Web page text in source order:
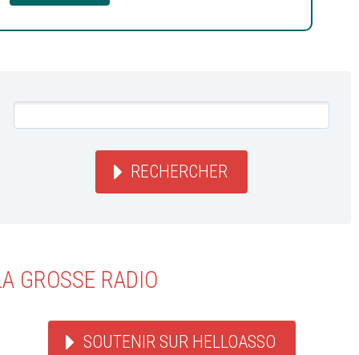
RECHERCHER
GROSSE RADIO
SOUTENIR SUR HELLOASSO